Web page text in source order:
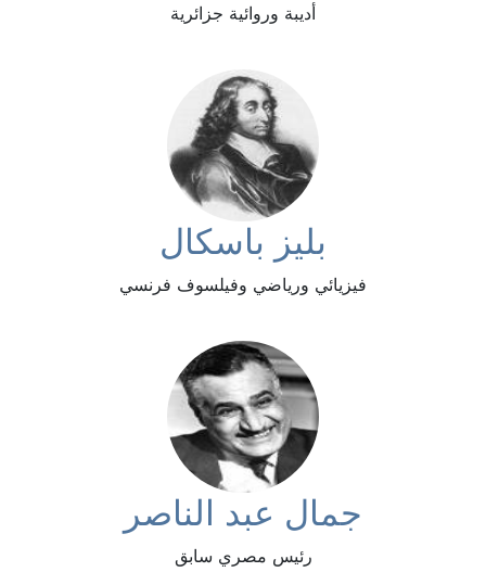
أديبة وروائية جزائرية
بليز باسكال
فيزيائي ورياضي وفيلسوف فرنسي
جمال عبد الناصر
رئيس مصري سابق